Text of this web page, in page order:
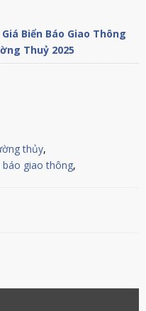
Biển Báo Giao Thông
Thuỷ 2025
thủy,
báo giao thông,